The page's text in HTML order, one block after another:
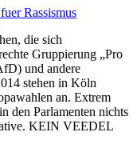
Rassismus
die sich
Gruppierung „Pro
und andere
stehen in Köln
an. Extrem
den Parlamenten nichts
KEIN VEEDEL